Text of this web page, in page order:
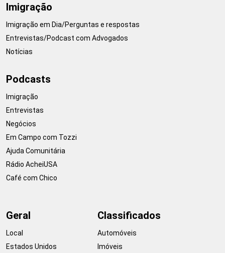
Imigração
Imigração em Dia/Perguntas e respostas
Entrevistas/Podcast com Advogados
Notícias
Podcasts
Imigração
Entrevistas
Negócios
Em Campo com Tozzi
Ajuda Comunitária
Rádio AcheiUSA
Café com Chico
Geral
Local
Estados Unidos
Classificados
Automóveis
Imóveis